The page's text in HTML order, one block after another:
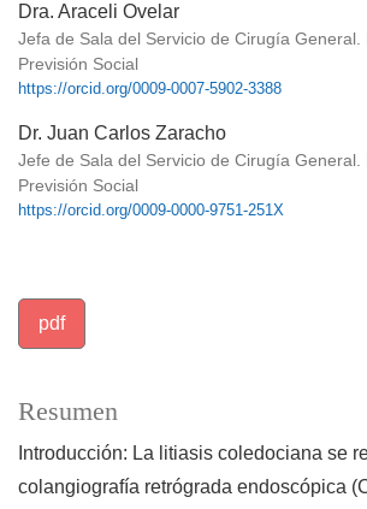
Dra. Araceli Ovelar
Jefa de Sala del Servicio de Cirugía General.
Previsión Social
https://orcid.org/0009-0007-5902-3388
Dr. Juan Carlos Zaracho
Jefe de Sala del Servicio de Cirugía General.
Previsión Social
https://orcid.org/0009-0000-9751-251X
pdf
Resumen
Introducción: La litiasis coledociana se
colangiografía retrógrada endoscópica